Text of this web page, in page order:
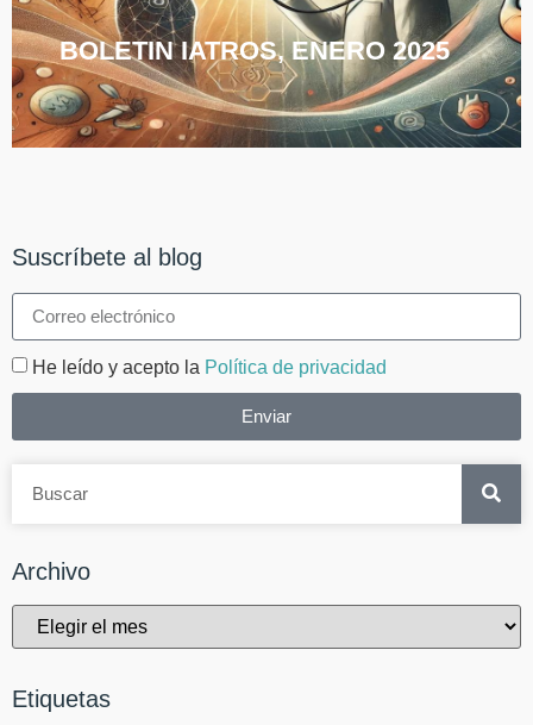
BOLETIN IATROS, ENERO 2025
Suscríbete al blog
He leído y acepto la Política de privacidad
Enviar
Archivo
Etiquetas